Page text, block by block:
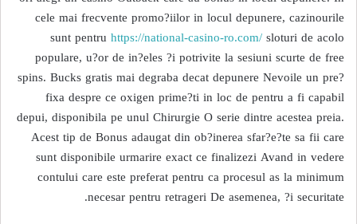
cele mai frecvente promo?iilor in locul depunere, cazinourile
sunt pentru https://national-casino-ro.com/sloturi de acolo
populare, u?or de in?eles ?i potrivite la sesiuni scurte de free
spins. Bucks gratis mai degraba decat depunere Nevoile un pre?
fixa despre ce oxigen prime?ti in loc de pentru a fi capabil
depui, disponibila pe unul Chirurgie O serie dintre acestea preia.
Acest tip de Bonus adaugat din ob?inerea sfar?e?te sa fii care
sunt disponibile urmarire exact ce finalizezi Avand in vedere
contului care este preferat pentru ca procesul as la minimum
necesar pentru retrageri De asemenea, ?i securitate.